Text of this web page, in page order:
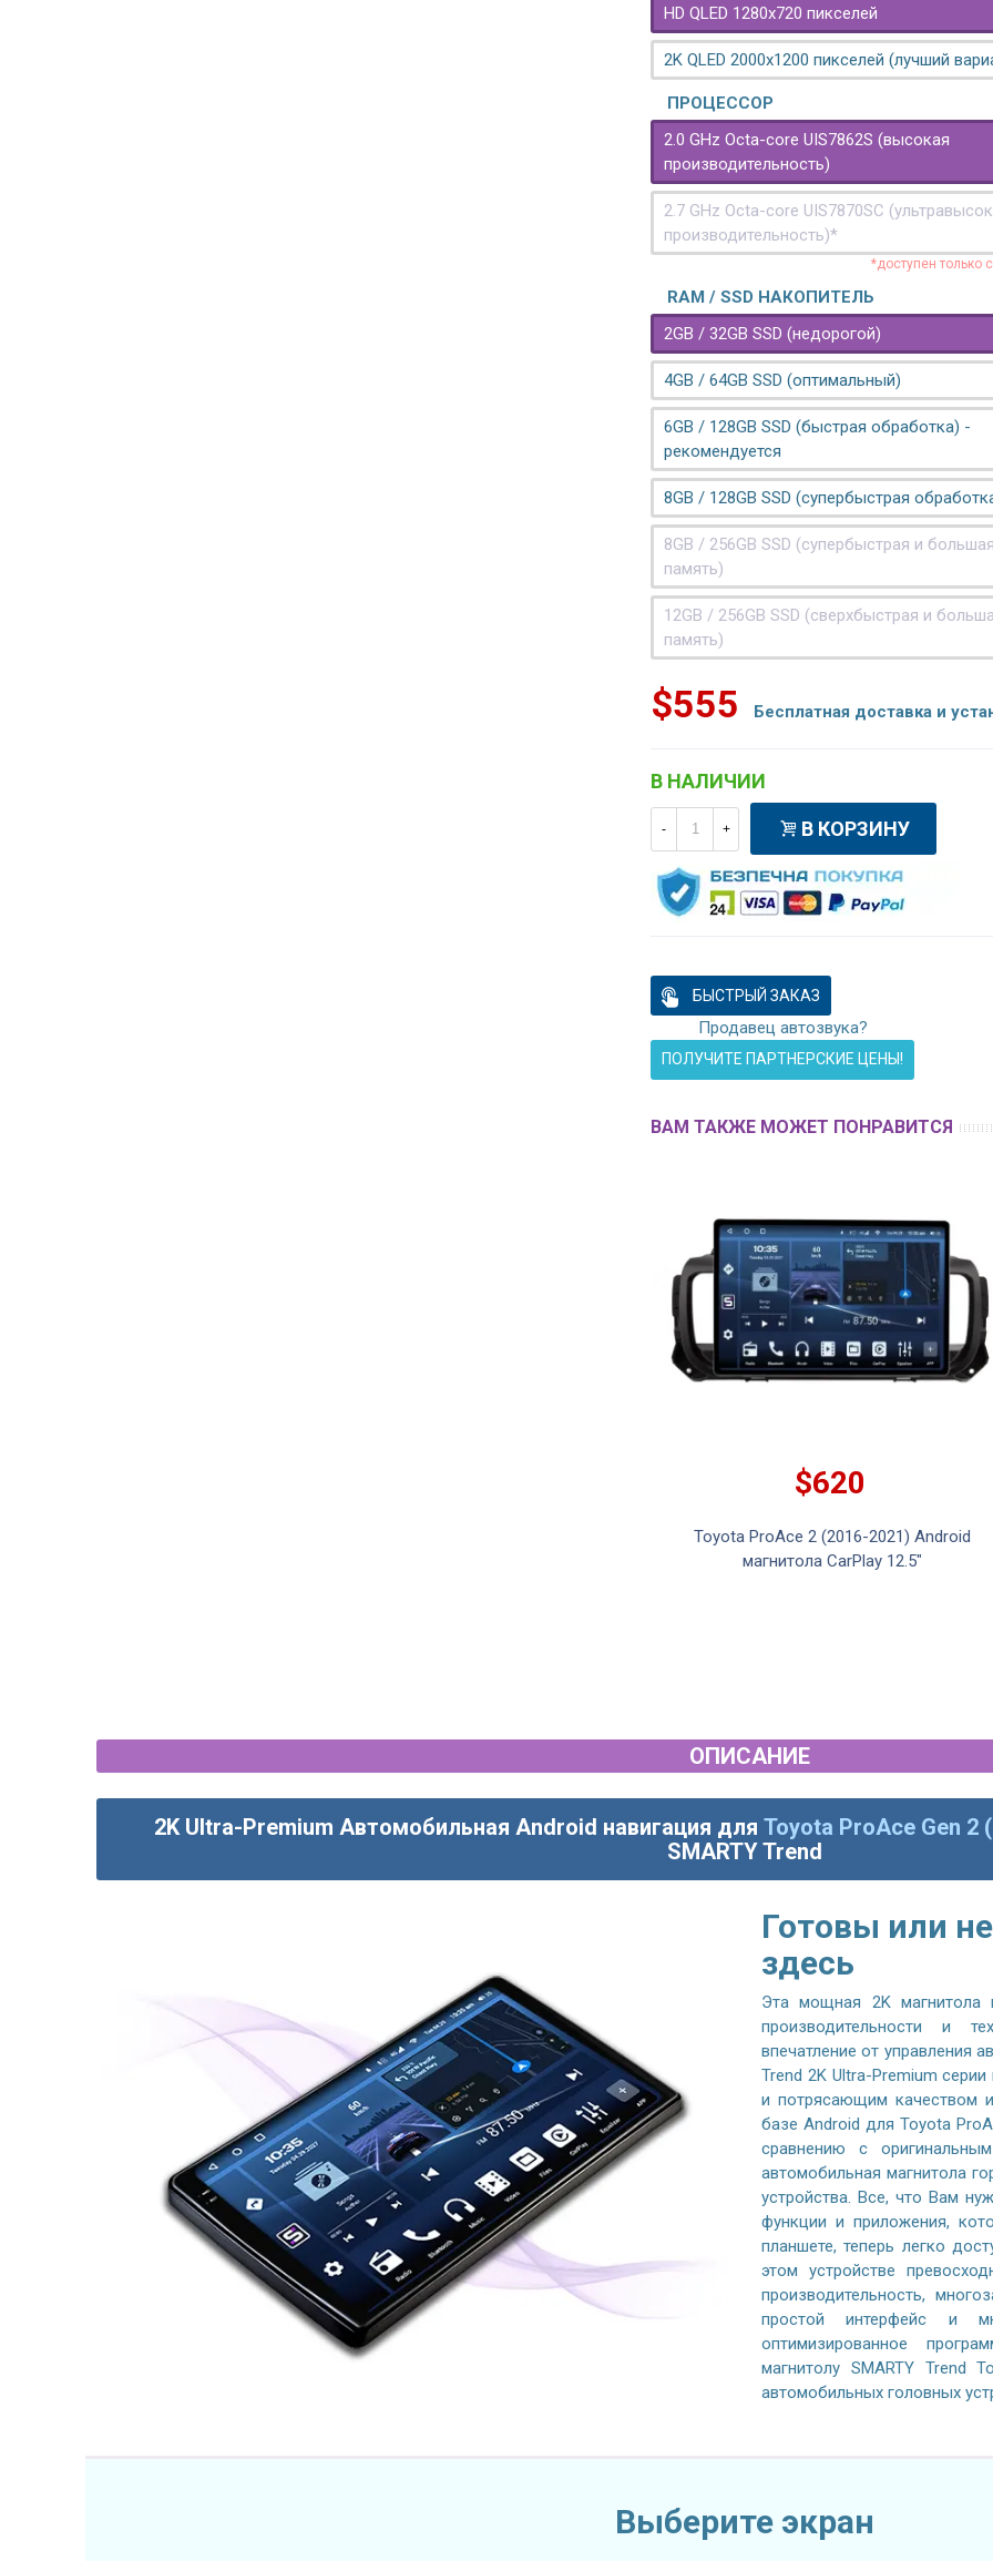
HD QLED 1280x720 пикселей
2K QLED 2000х1200 пикселей (лучший
ПРОЦЕССОР
2.0 GHz Octa-core UIS7862S (высокая
производительность)
2.7 GHz Octa-core UIS7870SC
производительность)*
*доступен только
RAM / SSD НАКОПИТЕЛЬ
2GB / 32GB SSD (недорогой)
4GB / 64GB SSD (оптимальный)
6GB / 128GB SSD (быстрая обработка) -
рекомендуется
8GB / 128GB SSD (супербыстрая
8GB / 256GB SSD (супербыстрая и большая
память)
12GB / 256GB SSD (сверхбыстрая и
память)
$555 Бесплатная доставка и
В НАЛИЧИИ
- + В КОРЗИНУ
БЫСТРЫЙ ЗАКАЗ
Продавец автозвука?
ПОЛУЧИТЕ ПАРТНЕРСКИЕ ЦЕНЫ!
ВАМ ТАКЖЕ МОЖЕТ ПОНРАВИТСЯ
$620
Toyota ProAce 2 (2016-2021) Android
магнитола CarPlay 12.5"
ОПИСАНИЕ
2K Ultra-Premium Автомобильная Android навигация для Toyota ProAce Gen 2
SMARTY Trend
Готовы или
здесь
Эта мощная 2K
производительности и
впечатление от управления
Trend 2K Ultra-Premium
и потрясающим качеством
базе Android для Toyota
сравнению с
автомобильная магнитола
устройства. Все, что Вам
функции и приложения,
планшете, теперь легко
этом устройстве
производительность,
простой интерфейс и
оптимизированное
магнитолу SMARTY Trend
автомобильных головных
Выберите экран